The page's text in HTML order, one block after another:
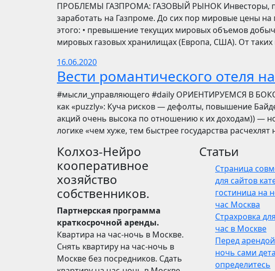
ПРОБЛЕМЫ ГАЗПРОМА: ГАЗОВЫЙ РЫНОК Инвесторы,
заработать на Газпроме. До сих пор мировые цены
этого: • превышение текущих мировых объемов
мировых газовых хранилищах (Европа, США). От
16.06.2020
Вести романтического отеля
​​#мысли_управляющего #daily ОРИЕНТИРУЕМСЯ В
как «puzzly»: Куча рисков — дефолты, повышение
акций очень высока по отношению к их доходам)) —
логике «чем хуже, тем быстрее государства
Колхоз-Нейро
кооперативное
хозяйство
собственников.
Партнерская программа
краткосрочной аренды.
Квартира на час-ночь в Москве.
Снять квартиру на час-ночь в
Москве без посредников. Сдать
Статьи
Страница
для сайтов
гостиница на
час Москва
Страхровка
час в Москве
Перед
ночь сами
определитесь